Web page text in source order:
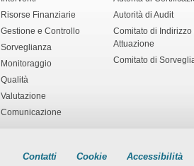
Risorse Finanziarie
Gestione e Controllo
Sorveglianza
Monitoraggio
Qualità
Valutazione
Comunicazione
Autorità di Audit
Comitato di Indirizzo
Attuazione
Comitato di
Contatti Cookie Accessibilità